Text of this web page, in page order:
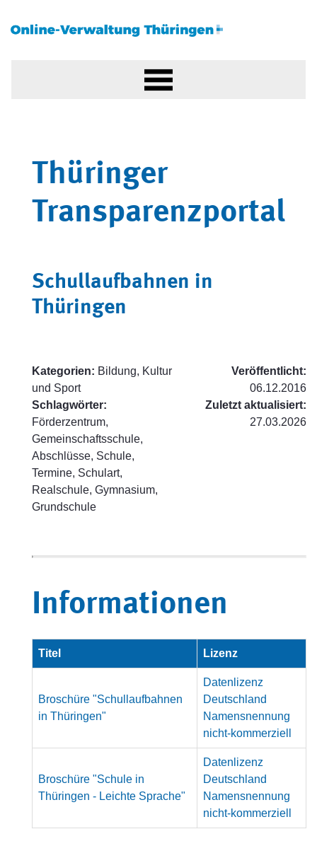
Thüringer
Transparenzportal
Schullaufbahnen in
Thüringen
Kategorien: Bildung, Kultur
und Sport
Schlagwörter:
Förderzentrum,
Gemeinschaftsschule,
Abschlüsse, Schule,
Termine, Schulart,
Realschule, Gymnasium,
Grundschule
Veröffentlicht:
06.12.2016
Zuletzt aktualisiert:
27.03.2026
Informationen
Titel Lizenz
Broschüre "Schullaufbahnen
in Thüringen"
Datenlizenz
Deutschland
Namensnennung
nicht-kommerziell
Broschüre "Schule in
Thüringen - Leichte Sprache"
Datenlizenz
Deutschland
Namensnennung
nicht-kommerziell